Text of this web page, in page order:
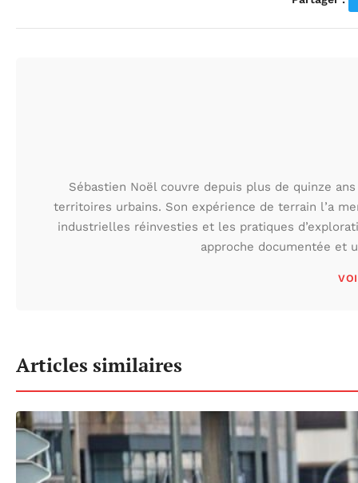
Sébastien Noël couvre depuis plus de quinze
territoires urbains. Son expérience de terrain l’a
industrielles réinvesties et les pratiques
approche documentée et
Articles similaires